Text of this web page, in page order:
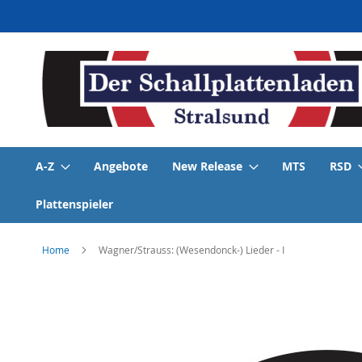
zum
Inhalt
A-Z Angebote New Release MTS RSD
Plattenspieler
Home Wagner/Strauss: (Wesendonck-) Lieder - I